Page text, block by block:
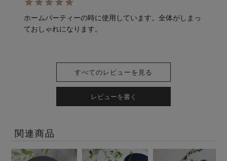
ホームパーティーの時に使用しています。全体がしまっ
ておしゃれになります。
すべてのレビューを見る
レビューを書く
関連商品